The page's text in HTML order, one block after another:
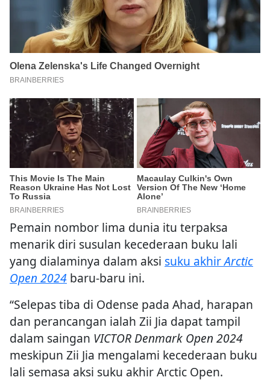
Pemain nombor lima dunia itu terpaksa
menarik diri susulan kecederaan buku lali
yang dialaminya dalam aksi suku akhirArctic
Open 2024 baru-baru ini.
“Selepas tiba di Odense pada Ahad, harapan
dan perancangan ialah Zii Jia dapat tampil
dalam saingan VICTOR Denmark Open 2024
meskipun Zii Jia mengalami kecederaan buku
lali semasa aksi suku akhir Arctic Open.